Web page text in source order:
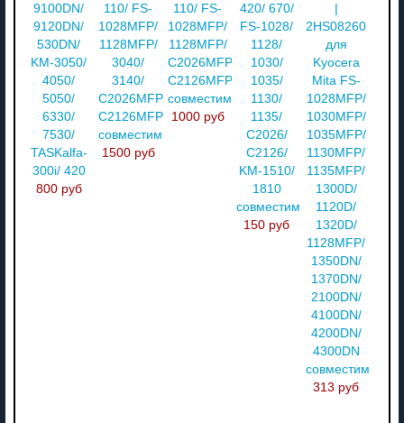
9100DN/
9120DN/
530DN/
KM-3050/
4050/
5050/
6330/
7530/
TASKalfa-
300i/ 420
800 руб
110/ FS-
1028MFP/
1128MFP/
3040/
3140/
C2026MFP/
C2126MFP
совместимый
1500 руб
110/ FS-
1028MFP/
1128MFP/
C2026MFP/
C2126MFP
совместимый
1000 руб
420/ 670/
FS-1028/
1128/
1030/
1035/
1130/
1135/
C2026/
C2126/
KM-1510/
1810
совместимый
150 руб
2HS08260
для
Kyocera
Mita FS-
1028MFP/
1030MFP/
1035MFP/
1130MFP/
1135MFP/
1300D/
1120D/
1320D/
1128MFP/
1350DN/
1370DN/
2100DN/
4100DN/
4200DN/
4300DN
совместимый
313 руб